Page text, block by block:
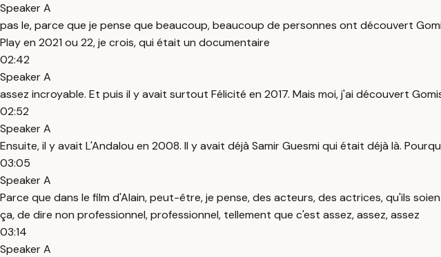
Speaker A
pas le, parce que je pense que beaucoup, beaucoup de personnes ont découvert
Play en 2021 ou 22, je crois, qui était un documentaire
02:42
Speaker A
assez incroyable. Et puis il y avait surtout Félicité en 2017. Mais moi, j'ai découvert
02:52
Speaker A
Ensuite, il y avait L'Andalou en 2008. Il y avait déjà Samir Guesmi qui était déjà là.
03:05
Speaker A
Parce que dans le film d'Alain, peut-être, je pense, des acteurs, des actrices, qu'ils
ça, de dire non professionnel, professionnel, tellement que c'est assez, assez, assez
03:14
Speaker A